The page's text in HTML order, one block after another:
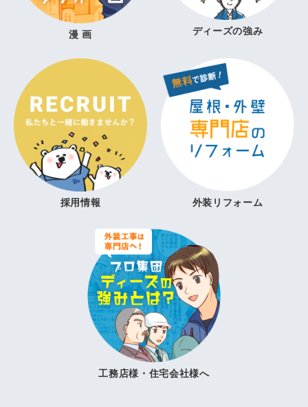
漫 画 ディーズの強み
採用情報 外装リフォーム
工務店様・住宅会社様へ